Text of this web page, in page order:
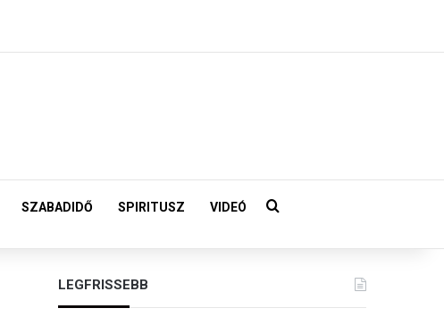
SZABADIDŐ SPIRITUSZ VIDEÓ Keresés:
LEGFRISSEBB